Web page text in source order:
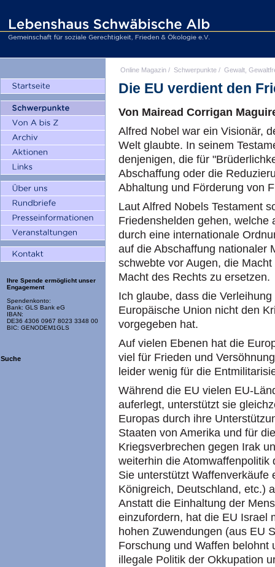
Ihre Spende ermöglicht unser
Engagement
Spendenkonto:
Bank: GLS Bank eG
IBAN:
DE36 4306 0967 8023 3348 00
BIC: GENODEM1GLS
Suche
Online Magazin / Schwerpunkte / Gewalt,
Die EU verdient den
Von Mairead Corrigan
Alfred Nobel war ein Visionär,
Welt glaubte. In seinem
denjenigen, die für
Abschaffung oder die
Abhaltung und Förderung von
Laut Alfred Nobels Testament
Friedenshelden gehen, welche
durch eine internationale
auf die Abschaffung nationaler
schwebte vor Augen, die
Macht des Rechts zu ersetzen.
Ich glaube, dass die
Europäische Union nicht den
vorgegeben hat.
Auf vielen Ebenen hat die
viel für Frieden und
leider wenig für die
Während die EU vielen EU-
auferlegt, unterstützt sie
Europas durch ihre
Staaten von Amerika und für
Kriegsverbrechen gegen Irak
weiterhin die Atomwaffenpolitik
Sie unterstützt Waffenverkäufe
Königreich, Deutschland, etc.)
Anstatt die Einhaltung der
einzufordern, hat die EU Israel
hohen Zuwendungen (aus EU
Forschung und Waffen
illegale Politik der Okkupation